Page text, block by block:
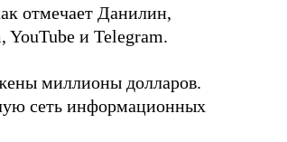
отмечает Данилин,
YouTube и Telegram.
миллионы долларов.
сеть информационных